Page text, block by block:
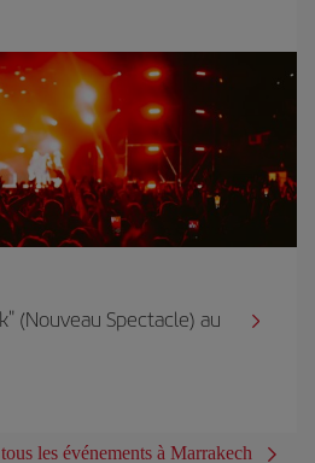
(Nouveau Spectacle) au
les événements à Marrakech